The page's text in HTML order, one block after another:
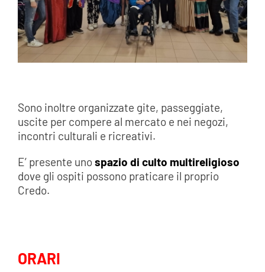
Sono inoltre organizzate gite, passeggiate,
uscite per compere al mercato e nei negozi,
incontri culturali e ricreativi.
E’ presente uno spazio di culto multireligioso
dove gli ospiti possono praticare il proprio
Credo.
ORARI